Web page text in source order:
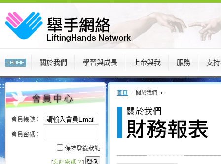
關於我們 學習與成長 上帝與我 服務 支
:::
會員帳號：
會員密碼：
保持登錄狀態
[忘記密碼？ ]
:::
首頁 關於我們